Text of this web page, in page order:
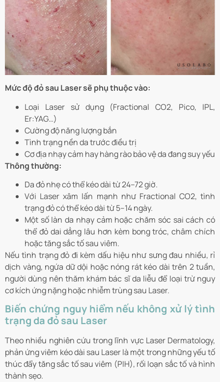
Mức độ đỏ sau Laser sẽ phụ thuộc vào:
Loại Laser sử dụng (Fractional CO2, Pico, IPL,
Er:YAG…)
Cường độ năng lượng bắn
Tình trạng nền da trước điều trị
Cơ địa nhạy cảm hay hàng rào bảo vệ da đang suy yếu
Thông thường:
Da đỏ nhẹ có thể kéo dài từ 24–72 giờ.
Với Laser xâm lấn mạnh như Fractional CO2, tình
trạng đỏ có thể kéo dài từ 5–14 ngày.
Một số làn da nhạy cảm hoặc chăm sóc sai cách có
thể đỏ dai dẳng lâu hơn kèm bong tróc, châm chích
hoặc tăng sắc tố sau viêm.
Nếu tình trạng đỏ đi kèm dấu hiệu như sưng đau nhiều, rỉ
dịch vàng, ngứa dữ dội hoặc nóng rát kéo dài trên 2 tuần,
người dùng nên thăm khám bác sĩ da liễu để loại trừ nguy
cơ kích ứng nặng hoặc nhiễm trùng sau Laser.
Biến chứng nguy hiểm nếu không xử lý tình
trạng da đỏ sau Laser
Theo nhiều nghiên cứu trong lĩnh vực Laser Dermatology,
phản ứng viêm kéo dài sau Laser là một trong những yếu tố
thúc đẩy tăng sắc tố sau viêm (PIH), rối loạn sắc tố và hình
thành sẹo.